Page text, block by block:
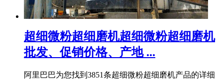
超细微粉超细磨机超细微粉超细磨机
批发、促销价格、产地 ...
阿里巴巴为您找到3851条超细微粉超细磨机产品的详细